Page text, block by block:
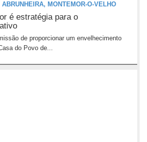
MONTEMOR-O-VELHO
é estratégia para o
de proporcionar um envelhecimento
do Povo de...